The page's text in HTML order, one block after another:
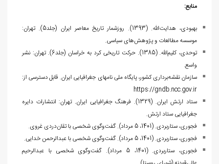
منابع:
بهبودی، هدایت‌الله.
(1393)
.
روزشمار تاریخ معاصر ایران (جلد5). تهران:
موسسه مطالعات و پژوهش‌های سیاسی.
توحدی، کلیم‌الله. (1385). حرکت تاریخی کرد به خراسان (جلد6). تهران: نشر
واسع.
سازمان نقشه‌برداری کشور، پایگاه ملی نام‏های جغرافیایی ایران. قابل دسترسی از:
https://gndb.ncc.gov.ir
ستاد ارتش ایران. (1329). فرهنگ جغرافیایی ایران
. تهران: انتشارات دایره
جغرافیایی ستاد ارتش.
فجوری، ستاربردی. (1401، 5 مرداد). گفت‌وگوی شخصی با تقان‌دردی غروی.
فجوری، ستاربردی. (1401، 5 مرداد). گفت‌وگوی شخصی با عبدالرحمن خدایی.
فجوری، ستاربردی. (1401، 5 مرداد). گفت‌وگوی شخصی با عبدالرحیم